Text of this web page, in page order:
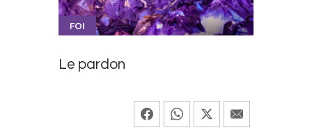
FOI
Le pardon